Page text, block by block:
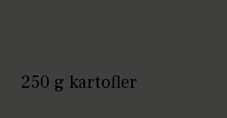
250 g kartofler